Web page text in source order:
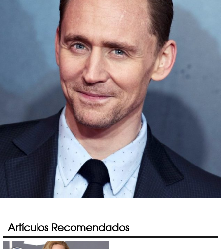
Artículos Recomendados